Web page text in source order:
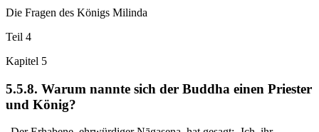
Die Fragen des Königs Milinda
Teil 4
Kapitel 5
5.5.8. Warum nannte sich der Buddha einen Priester
und König?